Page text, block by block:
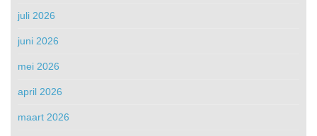
juli 2026
juni 2026
mei 2026
april 2026
maart 2026